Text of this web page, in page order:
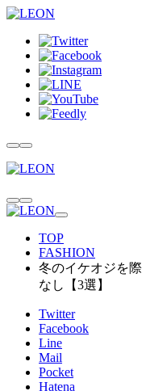
TOP
FASHION
冬のイケオジを
なし【3選】
Twitter
Facebook
Line
Mail
Pocket
Hatena